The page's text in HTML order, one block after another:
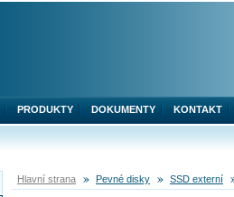
Hlavní strana Pevné disky SSD externí
PRODUKTY DOKUMENTY KONTAKT